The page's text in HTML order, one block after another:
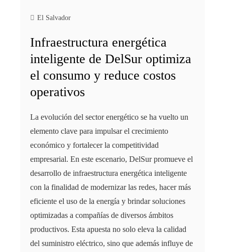
El Salvador
Infraestructura energética
inteligente de DelSur optimiza
el consumo y reduce costos
operativos
La evolución del sector energético se ha vuelto un
elemento clave para impulsar el crecimiento
económico y fortalecer la competitividad
empresarial. En este escenario, DelSur promueve el
desarrollo de infraestructura energética inteligente
con la finalidad de modernizar las redes, hacer más
eficiente el uso de la energía y brindar soluciones
optimizadas a compañías de diversos ámbitos
productivos. Esta apuesta no solo eleva la calidad
del suministro eléctrico, sino que además influye de